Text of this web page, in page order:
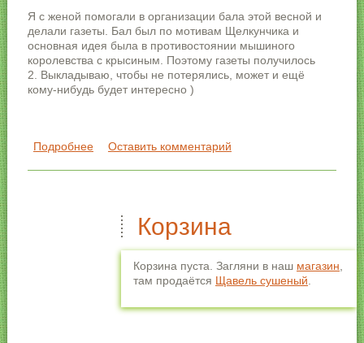
Я с женой помогали в организации бала этой весной и
делали газеты. Бал был по мотивам Щелкунчика и
основная идея была в противостоянии мышиного
королевства с крысиным. Поэтому газеты получилось
2. Выкладываю, чтобы не потерялись, может и ещё
кому-нибудь будет интересно )
Подробнеео Газета на бал
Оставить комментарий
Корзина
Корзина пуста. Загляни в наш магазин
там продаётся Щавель сушеный